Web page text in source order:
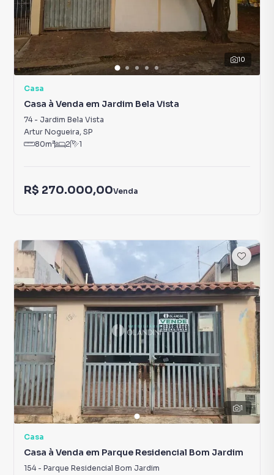
10
Casa
Casa à Venda em Jardim Bela Vista
74- Jardim Bela Vista
Artur Nogueira, SP
80m² 2 1
R$ 270.000,00Venda
1
Casa
Casa à Venda em Parque Residencial Bom Jardim
154- Parque Residencial Bom Jardim